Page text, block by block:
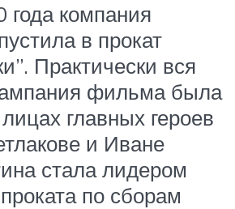
года компания
в прокат
Практически вся
фильма была
главных героев
и Иване
стала лидером
по сборам